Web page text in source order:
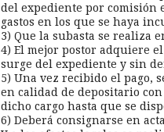
del expediente por comisión
gastos en los que se haya
3) Que la subasta se realiza
4) El mejor postor adquiere
surge del expediente y sin
5) Una vez recibido el pago,
en calidad de depositario
dicho cargo hasta que se
6) Deberá consignarse en